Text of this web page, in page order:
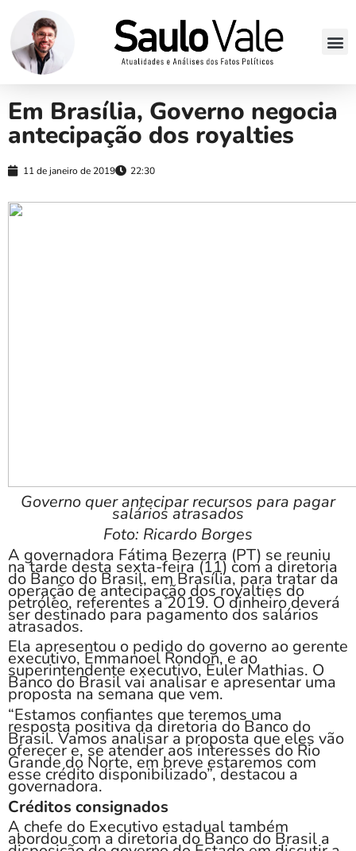
Em Brasília, Governo negocia
antecipação dos royalties
11 de janeiro de 2019 22:30
Governo quer antecipar recursos para pagar
salários atrasados
Foto: Ricardo Borges
A governadora Fátima Bezerra (PT) se reuniu
na tarde desta sexta-feira (11) com a diretoria
do Banco do Brasil, em Brasília, para tratar da
operação de antecipação dos royalties do
petróleo, referentes a 2019. O dinheiro deverá
ser destinado para pagamento dos salários
atrasados.
Ela apresentou o pedido do governo ao gerente
executivo, Emmanoel Rondon, e ao
superintendente executivo, Euler Mathias. O
Banco do Brasil vai analisar e apresentar uma
proposta na semana que vem.
“Estamos confiantes que teremos uma
resposta positiva da diretoria do Banco do
Brasil. Vamos analisar a proposta que eles vão
oferecer e, se atender aos interesses do Rio
Grande do Norte, em breve estaremos com
esse crédito disponibilizado”, destacou a
governadora.
Créditos consignados
A chefe do Executivo estadual também
abordou com a diretoria do Banco do Brasil a